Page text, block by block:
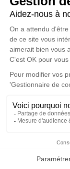
Faire-part
poèmes ou des
d'expression
ALBAT.
Un service de
disponible ici.
Cérémonie
29, Rue